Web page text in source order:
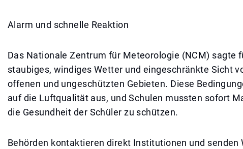
Alarm und schnelle Reaktion
Das Nationale Zentrum für Meteorologie (NCM) sagte
staubiges, windiges Wetter und eingeschränkte Sicht
offenen und ungeschützten Gebieten. Diese
auf die Luftqualität aus, und Schulen mussten sofort
die Gesundheit der Schüler zu schützen.
Behörden kontaktieren direkt Institutionen und senden